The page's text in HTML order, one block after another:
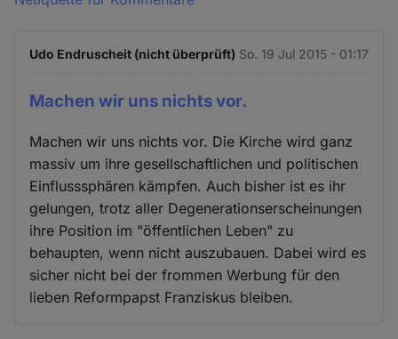
Udo Endruscheit (nicht überprüft) So. 19 Jul 2015 - 01:17
Machen wir uns nichts vor.
Machen wir uns nichts vor. Die Kirche wird ganz
massiv um ihre gesellschaftlichen und politischen
Einflusssphären kämpfen. Auch bisher ist es ihr
gelungen, trotz aller Degenerationserscheinungen
ihre Position im "öffentlichen Leben" zu
behaupten, wenn nicht auszubauen. Dabei wird es
sicher nicht bei der frommen Werbung für den
lieben Reformpapst Franziskus bleiben.